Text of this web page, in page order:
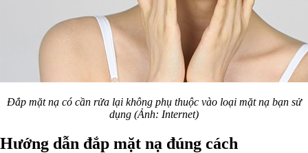
Đắp mặt nạ có cần rửa lại không phụ thuộc vào loại mặt nạ bạn sử
dụng (Ảnh: Internet)
Hướng dẫn đắp mặt nạ đúng cách